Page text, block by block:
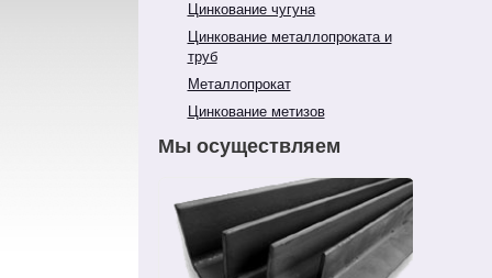
Цинкование чугуна
Цинкование металлопроката и
труб
Металлопрокат
Цинкование метизов
Мы осуществляем